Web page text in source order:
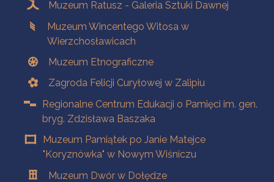
Muzeum Ratusz - Galeria Sztuki Dawnej
Muzeum Wincentego Witosa w
Wierzchosławicach
Muzeum Etnograficzne
Zagroda Felicji Curyłowej w Zalipiu
Regionalne Centrum Edukacji o Pamięci im. gen.
bryg. Zdzisława Baszaka
Muzeum Pamiątek po Janie Matejce
"Koryznówka" w Nowym Wiśniczu
Muzeum Dwór w Dołędze